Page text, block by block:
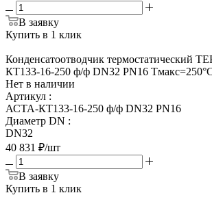
В заявку
Купить в 1 клик
Конденсатоотводчик
КТ133-16-250 ф/ф DN32 PN16
Нет в наличии
Артикул :
АСТА-КТ133-16-250 ф/ф DN32 PN16
Диаметр DN :
DN32
40 831 ₽/шт
В заявку
Купить в 1 клик